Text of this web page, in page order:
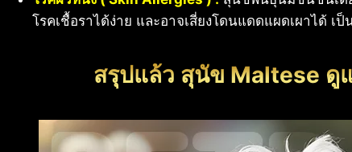
โรคเชื้อราได้ง่าย และอาจเสี่ยงโดนแดดแผดเผาได้ เ
สรุปแล้ว สุนัข Maltese ดู